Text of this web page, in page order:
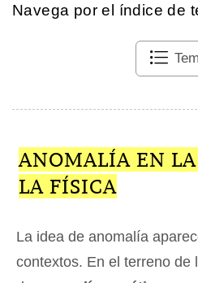
Navega por el índice de
ANOMALÍA EN
LA FÍSICA
La idea de anomalía
contextos. En el terreno de